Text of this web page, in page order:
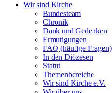
Wir sind Kirche
Bundesteam
Chronik
Dank und Gedenken
Ermutigungen
FAQ (häufige Fragen)
In den Diözesen
Statut
Themenbereiche
Wir sind Kirche e.V.